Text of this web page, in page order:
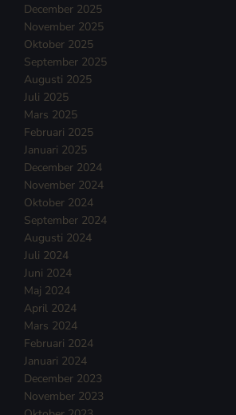
December 2025
November 2025
Oktober 2025
September 2025
Augusti 2025
Juli 2025
Mars 2025
Februari 2025
Januari 2025
December 2024
November 2024
Oktober 2024
September 2024
Augusti 2024
Juli 2024
Juni 2024
Maj 2024
April 2024
Mars 2024
Februari 2024
Januari 2024
December 2023
November 2023